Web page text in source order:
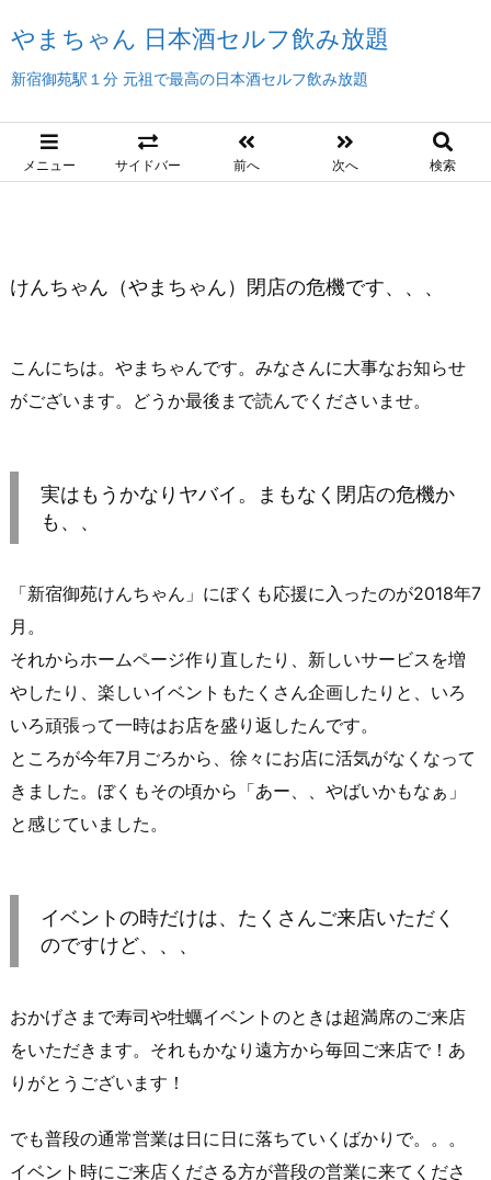
やまちゃん 日本酒セルフ飲み放題
新宿御苑駅１分 元祖で最高の日本酒セルフ飲み放題
メニュー サイドバー 前へ 次へ 検索
けんちゃん（やまちゃん）閉店の危機です、、、
こんにちは。やまちゃんです。みなさんに大事なお知らせ
がございます。どうか最後まで読んでくださいませ。
実はもうかなりヤバイ。まもなく閉店の危機か
も、、
「新宿御苑けんちゃん」にぼくも応援に入ったのが2018年7
月。
それからホームページ作り直したり、新しいサービスを増
やしたり、楽しいイベントもたくさん企画したりと、いろ
いろ頑張って一時はお店を盛り返したんです。
ところが今年7月ごろから、徐々にお店に活気がなくなって
きました。ぼくもその頃から「あー、、やばいかもなぁ」
と感じていました。
イベントの時だけは、たくさんご来店いただく
のですけど、、、
おかげさまで寿司や牡蠣イベントのときは超満席のご来店
をいただきます。それもかなり遠方から毎回ご来店で！あ
りがとうございます！
でも普段の通常営業は日に日に落ちていくばかりで。。。
イベント時にご来店くださる方が普段の営業に来てくださ